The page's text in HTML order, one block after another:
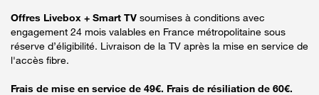
Offres Livebox + Smart TV soumises à conditions avec
engagement 24 mois valables en France métropolitaine sous
réserve d’éligibilité. Livraison de la TV après la mise en service de
l'accès fibre.
Frais de mise en service de 49€. Frais de résiliation de 60€.